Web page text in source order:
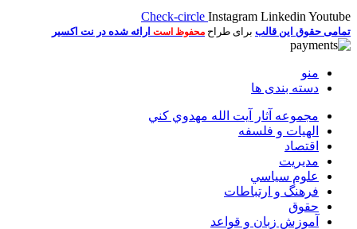
Check-circle Instagram Linkedin Youtube
تمامی حقوق این قالب برای طراح محفوظ است ارائه شده در نت اکسیر
منو
دسته بندی ها
مجموعه آثار آيت الله مهدوي كني
الهیات و فلسفه
اقتصاد
مديريت
علوم سياسي
فرهنگ و ارتباطات
حقوق
آموزش زبان و قواعد